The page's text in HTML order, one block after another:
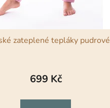
zateplené tepláky pudrové
699 Kč